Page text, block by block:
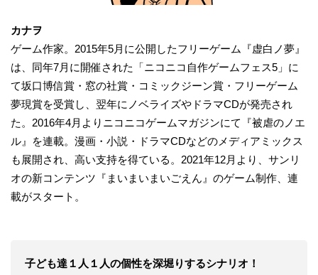
カナヲ
ゲーム作家。2015年5月に公開したフリーゲーム『虚白ノ夢』
は、同年7月に開催された「ニコニコ自作ゲームフェス5」に
て坂口博信賞・窓の社賞・コミックジーン賞・フリーゲーム
夢現賞を受賞し、翌年にノベライズやドラマCDが発売され
た。2016年4月よりニコニコゲームマガジンにて『被虐のノエ
ル』を連載。漫画・小説・ドラマCDなどのメディアミックス
も展開され、高い支持を得ている。2021年12月より、サンリ
オの新コンテンツ『まいまいまいごえん』のゲーム制作、連
載がスタート。
子ども達１人１人の個性を深堀りするシナリオ！